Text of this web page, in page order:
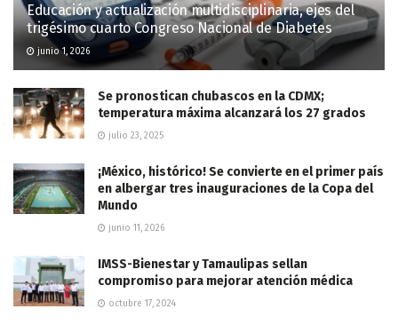
Educación y actualización multidisciplinaria, ejes del
trigésimo cuarto Congreso Nacional de Diabetes
junio 1, 2026
Se pronostican chubascos en la CDMX;
temperatura máxima alcanzará los 27 grados
julio 23, 2025
¡México, histórico! Se convierte en el primer país
en albergar tres inauguraciones de la Copa del
Mundo
junio 11, 2026
IMSS-Bienestar y Tamaulipas sellan
compromiso para mejorar atención médica
octubre 17, 2024